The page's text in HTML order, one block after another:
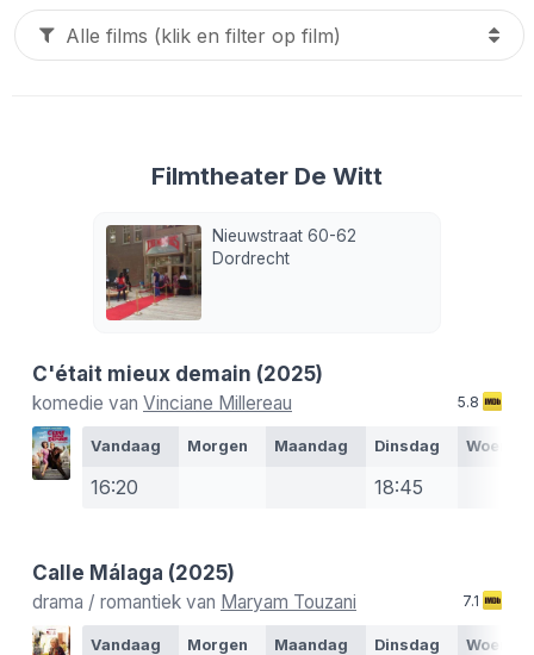
Filmtheater De Witt
Nieuwstraat 60-62
Dordrecht
C'était mieux demain (2025)
komedie van Vinciane Millereau 5.8
Vandaag Morgen Maandag Dinsdag
16:20 18:45
Calle Málaga (2025)
drama / romantiek van Maryam Touzani 7.1
Vandaag Morgen Maandag Dinsdag